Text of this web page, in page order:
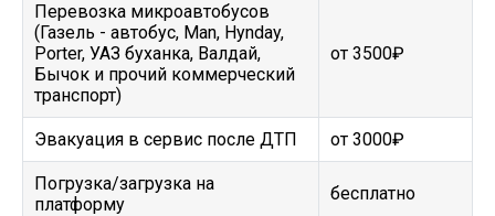
Перевозка микроавтобусов
(Газель - автобус, Man, Hynday,
Porter, УАЗ буханка, Валдай,
Бычок и прочий коммерческий
транспорт)
от 3500₽
Эвакуация в сервис после ДТП от 3000₽
Погрузка/загрузка на
платформу
бесплатно